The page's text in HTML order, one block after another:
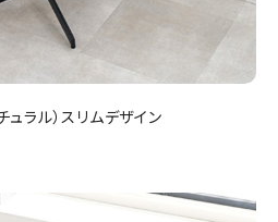
ラル）スリムデザイン